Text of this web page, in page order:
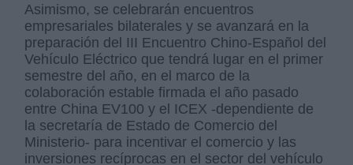
Asimismo, se celebrarán encuentros
empresariales bilaterales y se avanzará en la
preparación del III Encuentro Chino-Español del
Vehículo Eléctrico que tendrá lugar en el primer
semestre del año, en el marco de la
colaboración estable firmada el año pasado
entre China EV100 y el ICEX -dependiente de
la secretaría de Estado de Comercio del
Ministerio- para incentivar el comercio y las
inversiones recíprocas en el sector del vehículo